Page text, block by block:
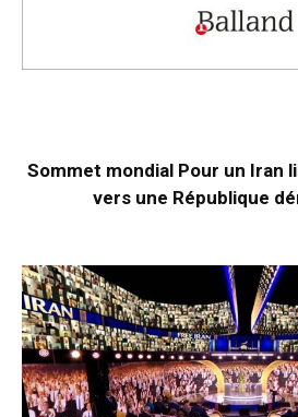
Sommet mondial Pour un Iran
vers une République